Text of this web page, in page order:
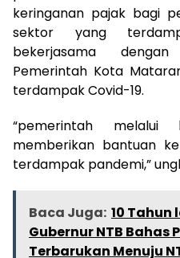
keringanan pajak bagi
sektor yang
bekerjasama
Pemerintah Kota
terdampak Covid-19.
“pemerintah melalui
memberikan bantuan
terdampak pandemi,”
Baca Juga: 10 Tahun
Gubernur NTB Bahas
Terbarukan Menuju